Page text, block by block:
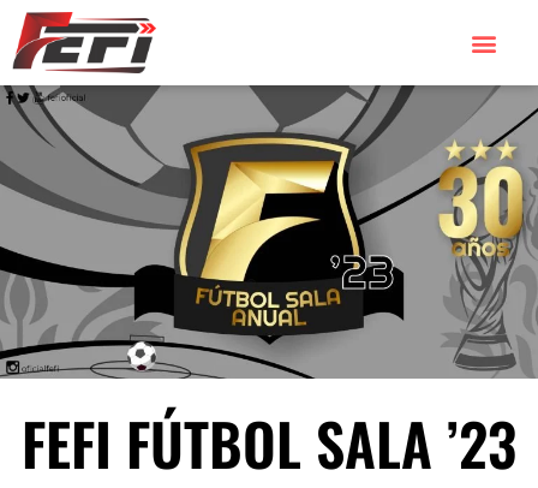
FEFI FÚTBOL SALA ’23